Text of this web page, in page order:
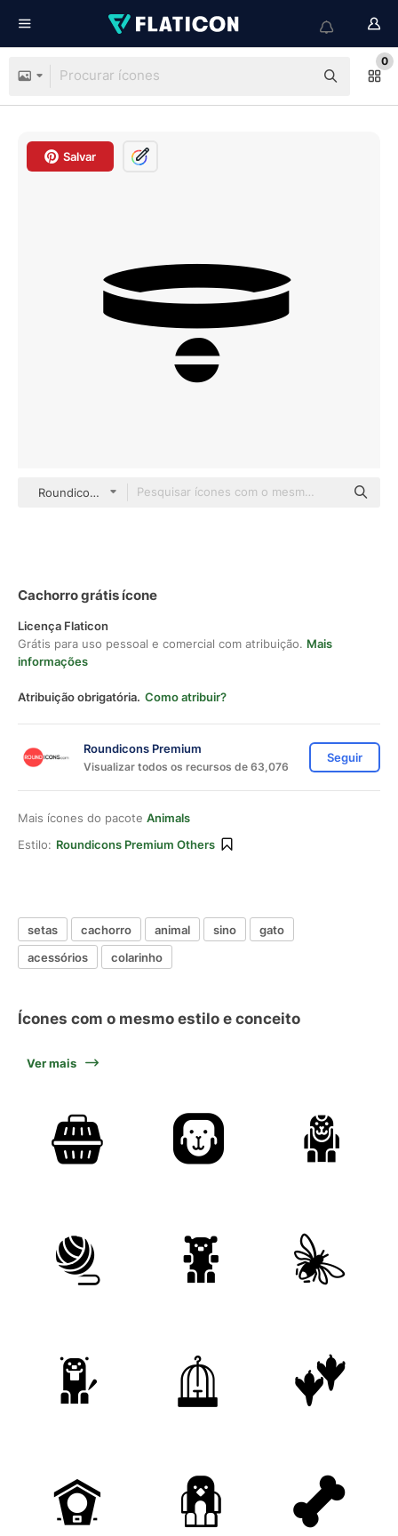
0
Salvar
Roundicons Premium Others
Cachorro grátis ícone
Licença Flaticon
Grátis para uso pessoal e comercial com atribuição. Mais
informações
Atribuição obrigatória. Como atribuir?
Roundicons Premium
Visualizar todos os recursos de 63,076
Seguir
Mais ícones do pacote Animals
Estilo: Roundicons Premium Others
setas cachorro animal sino
gato
acessórios
colarinho
Ícones com o mesmo estilo e conceito
Ver mais